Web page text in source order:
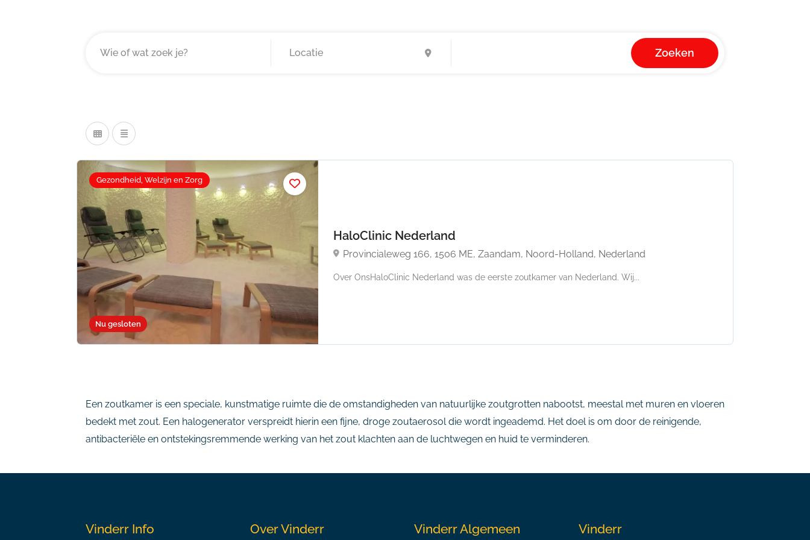
Zoeken
Nu gesloten
Gezondheid, Welzijn en Zorg
HaloClinic Nederland
Provincialeweg 166, 1506 ME, Zaandam, Noord-Holland, Nederland
Over OnsHaloClinic Nederland was de eerste zoutkamer van Nederland. Wij...
Een zoutkamer is een speciale, kunstmatige ruimte die de omstandigheden van natuurlijke zoutgrotten nabootst, meestal met muren en vloeren
bedekt met zout. Een halogenerator verspreidt hierin een fijne, droge zoutaerosol die wordt ingeademd. Het doel is om door de reinigende,
antibacteriële en ontstekingsremmende werking van het zout klachten aan de luchtwegen en huid te verminderen.
Vinderr Info Over Vinderr Vinderr Algemeen Vinderr